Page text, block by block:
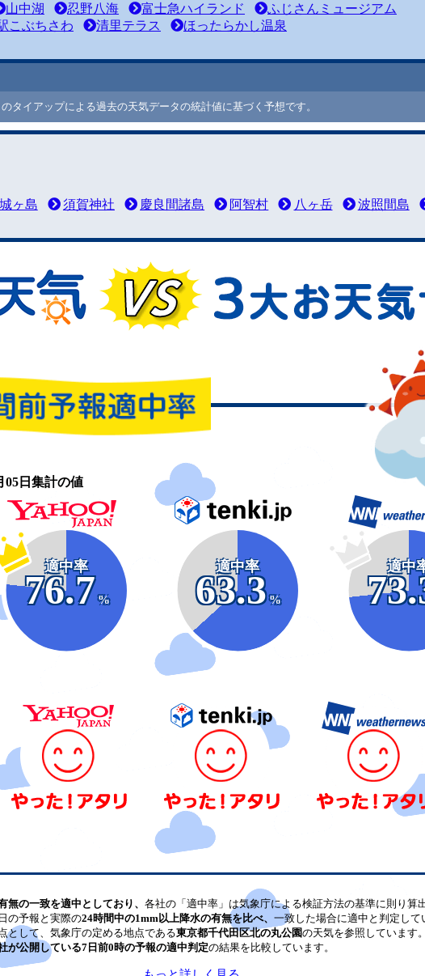
山中湖 忍野八海 富士急ハイランド
ふじさんミュージアム
こぶちさわ 清里テラス ほったらかし温泉
タイアップによる過去の天気データの統計値に基づく予想です。
城ヶ島 須賀神社 慶良間諸島 阿智村 八ヶ岳 波照間島
05日集計の値
適中率
76.7
%
適中率
63.3
%
適中
無の一致を適中としており、 各社の「適中率」は気象庁による検証方法の基準に則り算
の予報と実際の24時間中の1mm以上降水の有無を比べ、 一致した場合に適中と判定して
として、気象庁の定める地点である東京都千代田区北の丸公園の天気を参照しています。
が公開している7日前0時の予報の適中判定の結果を比較しています。